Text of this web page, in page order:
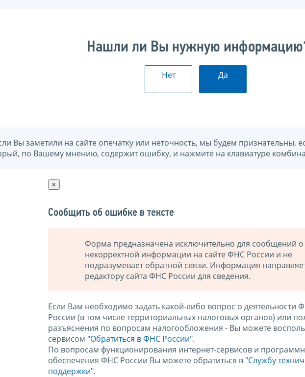
Нашли ли Вы нужную
Нет Да
Вы заметили на сайте опечатку или неточность, мы будем признательны,
по Вашему мнению, содержит ошибку, и нажмите на клавиатуре
×
Сообщить об ошибке в тексте
Форма предназначена исключительно для сообщений о
некорректной информации на сайте ФНС России и не
подразумевает обратной связи. Информация
редактору сайта ФНС России для сведения.
Если Вам необходимо задать какой-либо вопрос о деятельности
России (в том числе территориальных налоговых органов) или
разъяснения по вопросам налогообложения - Вы можете
сервисом "Обратиться в ФНС России".
По вопросам функционирования интернет-сервисов и
обеспечения ФНС России Вы можете обратиться в "Службу
поддержки".